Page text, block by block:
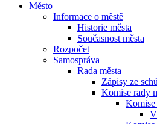
Město
Informace o městě
Historie města
Současnost města
Rozpočet
Samospráva
Rada města
Zápisy ze
Komise rady
Komise